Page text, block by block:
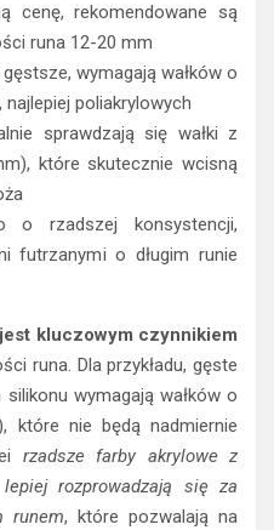
cenę, rekomendowane są
runa 12-20 mm
wymagają wałków o
poliakrylowych
sprawdzają się wałki z
które skutecznie wcisną
o rzadszej konsystencji,
futrzanymi o długim runie
kluczowym czynnikiem
runa. Dla przykładu, gęste
wymagają wałków o
które nie będą nadmiernie
rzadsze farby akrylowe z
rozprowadzają się za
runem, które pozwalają na